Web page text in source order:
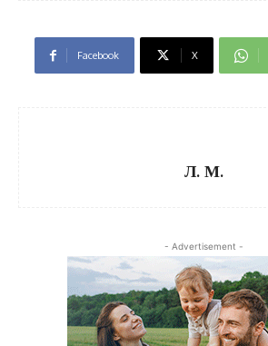
Facebook X
Л. М.
- Advertisement -